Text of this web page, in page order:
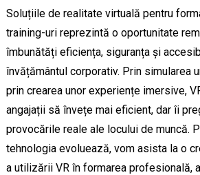
Soluțiile de realitate virtuală pentru
training-uri reprezintă o oportunitate
îmbunătăți eficiența, siguranța și
învățământul corporativ. Prin simularea
prin crearea unor experiențe imersive,
angajații să învețe mai eficient, dar îi
provocările reale ale locului de muncă.
tehnologia evoluează, vom asista la o
a utilizării VR în formarea profesională,